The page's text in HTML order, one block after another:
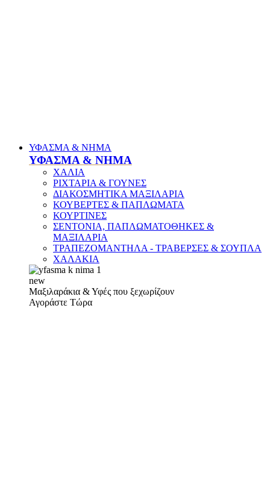
ΥΦΑΣΜΑ & ΝΗΜΑ
ΥΦΑΣΜΑ & ΝΗΜΑ
ΧΑΛΙΑ
ΡΙΧΤΑΡΙΑ & ΓΟΥΝΕΣ
ΔΙΑΚΟΣΜΗΤΙΚΑ ΜΑΞΙΛΑΡΙΑ
ΚΟΥΒΕΡΤΕΣ & ΠΑΠΛΩΜΑΤΑ
ΚΟΥΡΤΙΝΕΣ
ΣΕΝΤΟΝΙΑ, ΠΑΠΛΩΜΑΤΟΘΗΚΕΣ &
ΜΑΞΙΛΑΡΙΑ
ΤΡΑΠΕΖΟΜΑΝΤΗΛΑ - ΤΡΑΒΕΡΣΕΣ & ΣΟΥΠΛΑ
ΧΑΛΑΚΙΑ
new
Μαξιλαράκια & Υφές που ξεχωρίζουν
Αγοράστε Τώρα